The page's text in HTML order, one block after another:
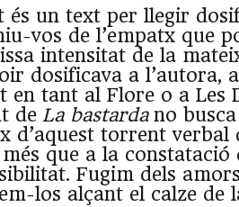
és un text per llegir
vos de l’empatx que
intensitat de la
dosificava a l’autora,
en tant al Flore o a Les
de La bastardano
d’aquest torrent verbal
que a la constatació
Fugim dels
los alçant el calze de